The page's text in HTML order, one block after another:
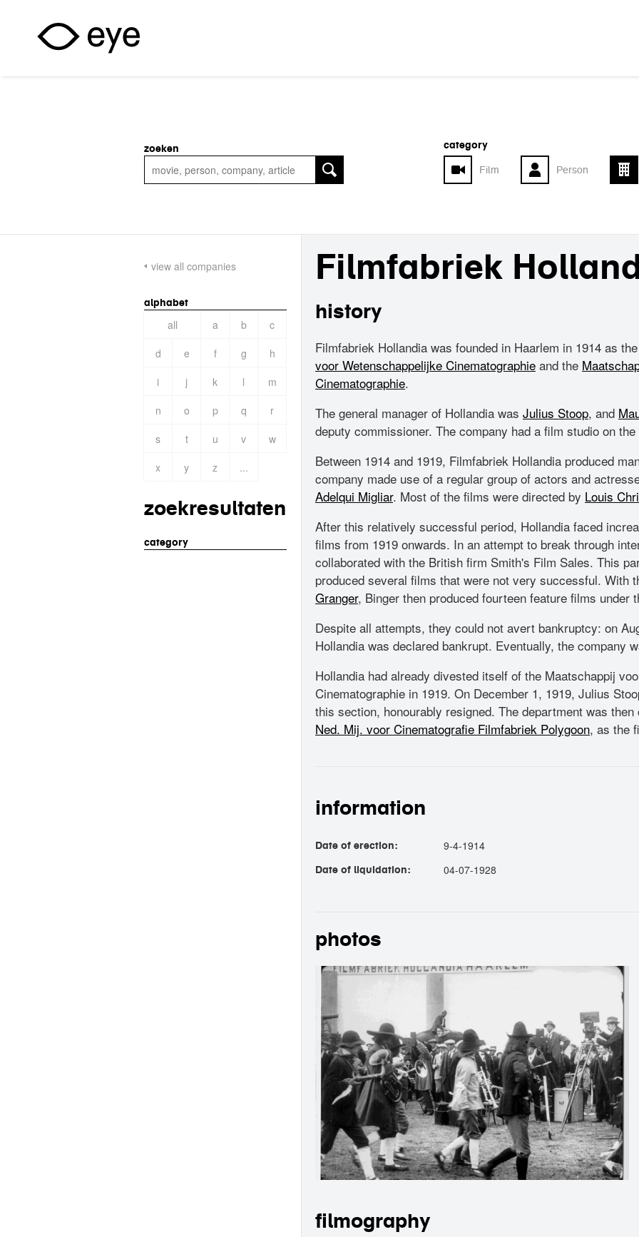
category
Film
Person
zoeken
view all companies
alphabet
all a b
c
d
e f g
h
i
j k l
m
n
o p q
r
s
t u v
w
x
y z ...
zoekresultaten
category
Filmfabriek
history
Filmfabriek Hollandia was founded in Haarlem in 1914 as
voor Wetenschappelijke Cinematographie and the
Cinematographie.
The general manager of Hollandia was Julius Stoop, and
deputy commissioner. The company had a film studio on
Between 1914 and 1919, Filmfabriek Hollandia produced
company made use of a regular group of actors and
Adelqui Migliar. Most of the films were directed by Louis
After this relatively successful period, Hollandia faced
films from 1919 onwards. In an attempt to break through
collaborated with the British firm Smith's Film Sales. This
produced several films that were not very successful. With
Granger, Binger then produced fourteen feature films under
Despite all attempts, they could not avert bankruptcy: on
Hollandia was declared bankrupt. Eventually, the company
Hollandia had already divested itself of the Maatschappij
Cinematographie in 1919. On December 1, 1919, Julius
this section, honourably resigned. The department was
Ned. Mij. voor Cinematografie Filmfabriek Polygoon, as the
information
Date of erection: 9-4-1914
Date of liquidation: 04-07-1928
photos
filmography